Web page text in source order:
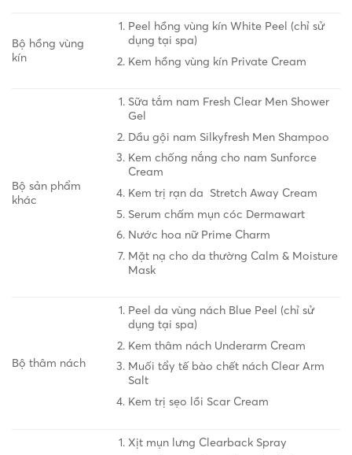
Bộ hồng vùng
kín
Peel hồng vùng kín White Peel (chỉ sử
dụng tại spa)
Kem hồng vùng kín Private Cream
Bộ sản phẩm
khác
Sữa tắm nam Fresh Clear Men Shower
Gel
Dầu gội nam Silkyfresh Men Shampoo
Kem chống nắng cho nam Sunforce
Cream
Kem trị rạn da Stretch Away Cream
Serum chấm mụn cóc Dermawart
Nước hoa nữ Prime Charm
Mặt nạ cho da thường Calm & Moisture
Mask
Bộ thâm nách
Peel da vùng nách Blue Peel (chỉ sử
dụng tại spa)
Kem thâm nách Underarm Cream
Muối tẩy tế bào chết nách Clear Arm
Salt
Kem trị sẹo lồi Scar Cream
Xịt mụn lưng Clearback Spray